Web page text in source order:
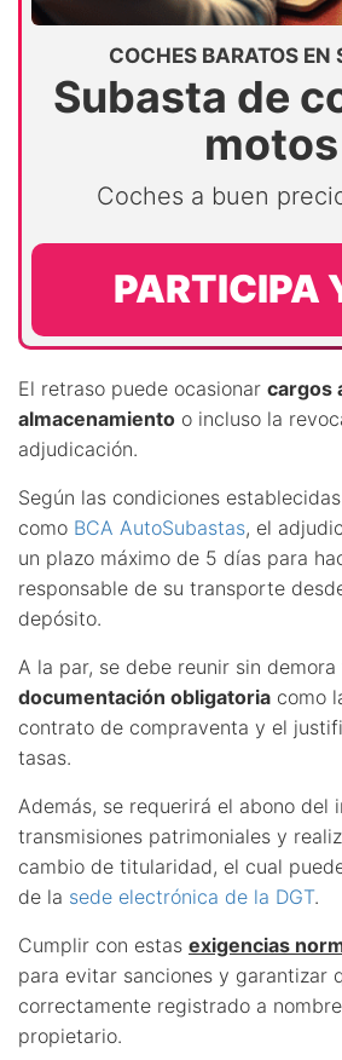
COCHES BARATOS EN
Subasta de
motos
Coches a buen
PARTICIPA
El retraso puede ocasionar cargos
almacenamiento o incluso la
adjudicación.
Según las condiciones
como BCA AutoSubastas, el
un plazo máximo de 5 días para
responsable de su transporte
depósito.
A la par, se debe reunir sin
documentación obligatoria como
contrato de compraventa y el
tasas.
Además, se requerirá el abono del
transmisiones patrimoniales y
cambio de titularidad, el cual
de la sede electrónica de la DGT.
Cumplir con estas exigencias
para evitar sanciones y garantizar
correctamente registrado a
propietario.